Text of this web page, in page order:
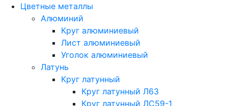
Цветные металлы
Алюминий
Круг алюминиевый
Лист алюминиевый
Уголок алюминиевый
Латунь
Круг латунный
Круг латунный Л63
Круг латунный ЛС59-1